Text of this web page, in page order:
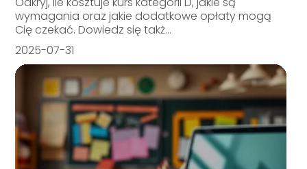
wymagania oraz jakie dodatkowe opłaty mogą
Cię czekać. Dowiedz się takż...
2025-07-31